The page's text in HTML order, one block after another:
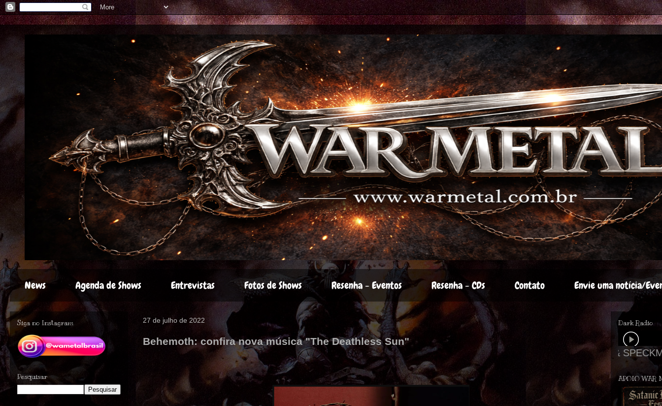
News Agenda de Shows Entrevistas Fotos de Shows Resenha - Eventos Resenha - CDs Contato Envie uma notícia/
27 de julho de 2022
Behemoth: confira nova música "The Deathless Sun"
Siga no Instagram
Pesquisar
Dark Radio
APOIO WAR